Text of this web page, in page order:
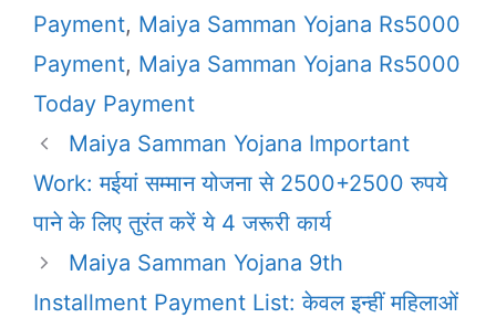
Payment, Maiya Samman Yojana Rs5000
Payment, Maiya Samman Yojana Rs5000
Today Payment
Maiya Samman Yojana Important
Work: मईयां सम्मान योजना से 2500+2500 रुपये
पाने के लिए तुरंत करें ये 4 जरूरी कार्य
Maiya Samman Yojana 9th
Installment Payment List: केवल इन्हीं महिलाओं